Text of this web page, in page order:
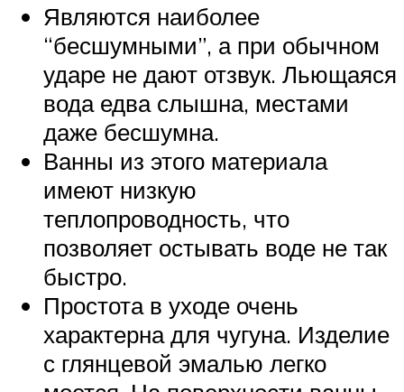
Являются наиболее
“бесшумными”, а при обычном
ударе не дают отзвук. Льющаяся
вода едва слышна, местами
даже бесшумна.
Ванны из этого материала
имеют низкую
теплопроводность, что
позволяет остывать воде не так
быстро.
Простота в уходе очень
характерна для чугуна. Изделие
с глянцевой эмалью легко